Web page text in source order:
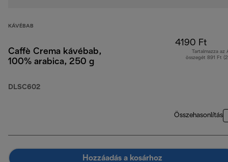
KÁVÉBAB
Caffè Crema kávébab,
100% arabica, 250 g
DLSC602
4190 Ft
Tartalmazza az
összegét 891 Ft
Összehasonlítás
Hozzáadás a kosárhoz